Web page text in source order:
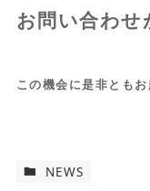
お問い合わせ
この機会に是非ともお
NEWS